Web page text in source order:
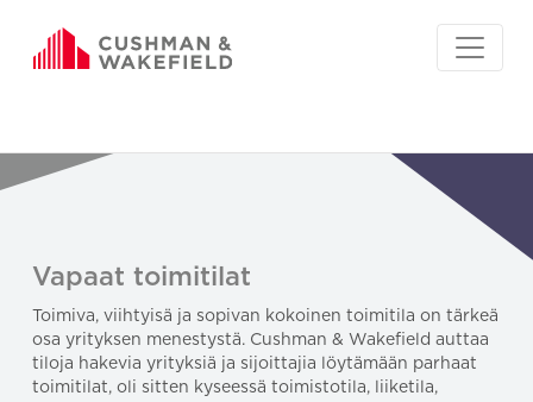
Vapaat toimitilat
Toimiva, viihtyisä ja sopivan kokoinen toimitila on tärkeä
osa yrityksen menestystä. Cushman & Wakefield auttaa
tiloja hakevia yrityksiä ja sijoittajia löytämään parhaat
toimitilat, oli sitten kyseessä toimistotila, liiketila,